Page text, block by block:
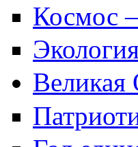
Космос
Великая